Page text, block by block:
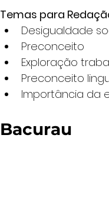
Temas para
Desigualdade
Preconceito
Exploração
Preconceito
Importância da
Bacurau